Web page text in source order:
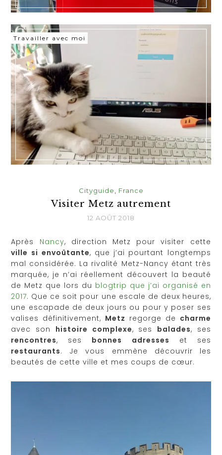
Travailler avec moi
Cityguide France
Visiter Metz autrement
12 AOÛT 2018
Après Nancy, direction Metz pour visiter cette
ville si envoûtante, que j’ai pourtant longtemps
mal considérée. La rivalité Metz-Nancy étant très
marquée, je n’ai réellement découvert la beauté
de Metz que lors du blogtrip que j’ai organisé en
2017. Que ce soit pour une escale de deux heures,
une escapade de deux jours ou pour y poser ses
valises définitivement, Metz regorge de charme
avec son histoire complexe, ses balades, ses
rencontres, ses bonnes adresses et ses
restaurants. Je vous emmène découvrir les
beautés de cette ville et mes coups de cœur.